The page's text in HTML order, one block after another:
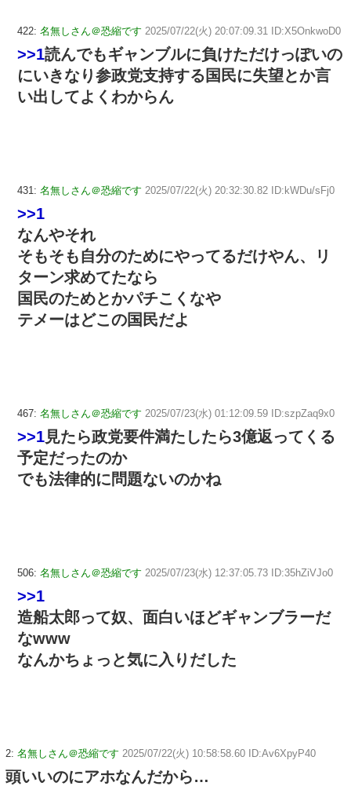
422: 名無しさん＠恐縮です 2025/07/22(火) 20:07:09.31 ID:X5OnkwoD0
>>1読んでもギャンブルに負けただけっぽいの
にいきなり参政党支持する国民に失望とか言
い出してよくわからん
431: 名無しさん＠恐縮です 2025/07/22(火) 20:32:30.82 ID:kWDu/sFj0
>>1
なんやそれ
そもそも自分のためにやってるだけやん、リ
ターン求めてたなら
国民のためとかパチこくなや
テメーはどこの国民だよ
467: 名無しさん＠恐縮です 2025/07/23(水) 01:12:09.59 ID:szpZaq9x0
>>1見たら政党要件満たしたら3億返ってくる
予定だったのか
でも法律的に問題ないのかね
506: 名無しさん＠恐縮です 2025/07/23(水) 12:37:05.73 ID:35hZiVJo0
>>1
造船太郎って奴、面白いほどギャンブラーだ
なwww
なんかちょっと気に入りだした
2: 名無しさん＠恐縮です 2025/07/22(火) 10:58:58.60 ID:Av6XpyP40
頭いいのにアホなんだから…